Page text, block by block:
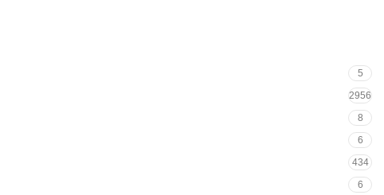
5
2956
8
6
434
6